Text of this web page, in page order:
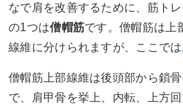
なで肩を改善するために、筋ト
の1つは僧帽筋です。僧帽筋は上
線維に分けられますが、ここでは
僧帽筋上部線維は後頭部から鎖
で、肩甲骨を挙上、内転、上方